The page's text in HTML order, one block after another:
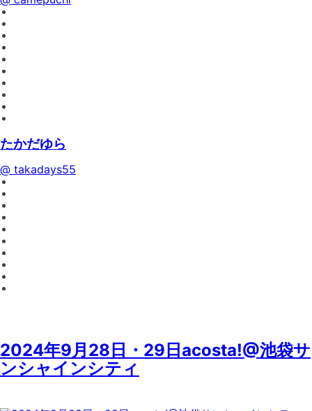
たかだゆら
@ takadays55
2024年9月28日・29日acosta!@池袋サ
ンシャインシティ